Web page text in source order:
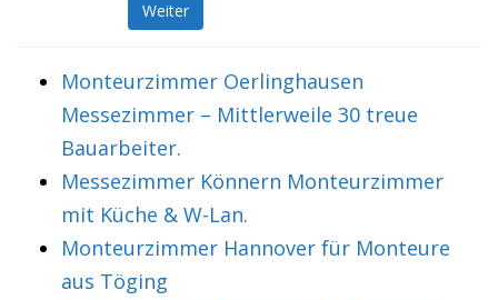
Weiter
Monteurzimmer Oerlinghausen
Messezimmer – Mittlerweile 30 treue
Bauarbeiter.
Messezimmer Könnern Monteurzimmer
mit Küche & W-Lan.
Monteurzimmer Hannover für Monteure
aus Töging